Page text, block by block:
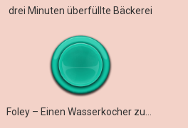
drei Minuten überfüllte Bäckerei